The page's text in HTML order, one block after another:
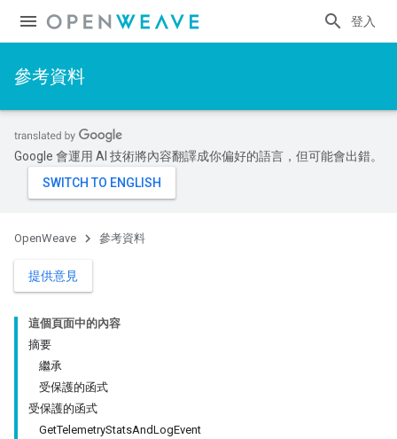
登入
參考資料
Google 會運用 AI 技術將內容翻譯成你偏好的語言，但可能會出錯。
OpenWeave 參考資料
提供意見
這個頁面中的內容
摘要
繼承
受保護的函式
受保護的函式
GetTelemetryStatsAndLogEvent